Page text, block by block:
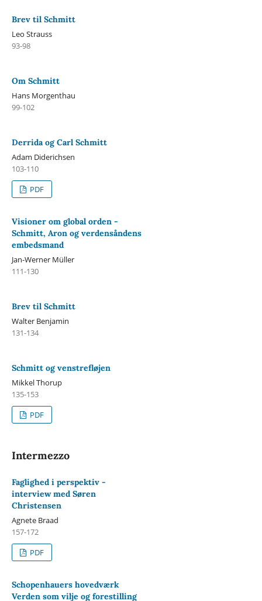
Brev til Schmitt
Leo Strauss
93-98
Om Schmitt
Hans Morgenthau
99-102
Derrida og Carl Schmitt
Adam Diderichsen
103-110
PDF
Visioner om global orden -
Schmitt, Aron og verdensåndens
embedsmand
Jan-Werner Müller
111-130
Brev til Schmitt
Walter Benjamin
131-134
Schmitt og venstrefløjen
Mikkel Thorup
135-153
PDF
Intermezzo
Faglighed i perspektiv -
interview med Søren
Christensen
Agnete Braad
157-172
PDF
Schopenhauers hovedværk
Verden som vilje og forestilling